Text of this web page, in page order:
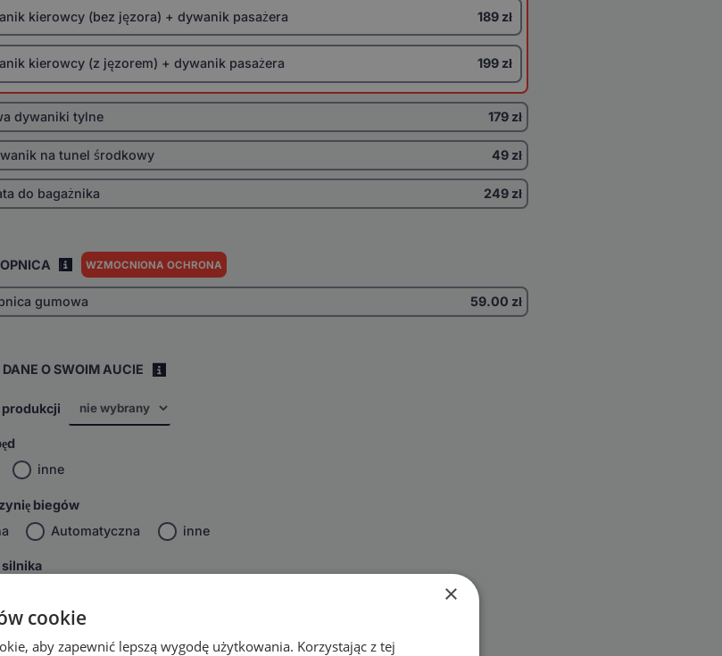
kierowcy (bez jęzora) + dywanik pasażera 189 zł
kierowcy (z jęzorem) + dywanik pasażera 199 zł
dywaniki tylne 179 zł
na tunel środkowy 49 zł
do bagażnika 249 zł
WZMOCNIONA OCHRONA
gumowa 59.00 zł
DANE O SWOIM AUCIE
inne
biegów
Automatyczna inne
DO KOSZYKA
×
cookie
aby zapewnić lepszą wygodę użytkowania. Korzystając z tej